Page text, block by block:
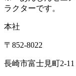
ラクターです。
本社
〒852-8022
長崎市富士見町2-11